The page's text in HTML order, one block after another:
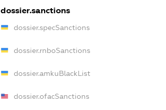
dossier.sanctions
dossier.specSanctions
dossier.rnboSanctions
dossier.amkuBlackList
dossier.ofacSanctions